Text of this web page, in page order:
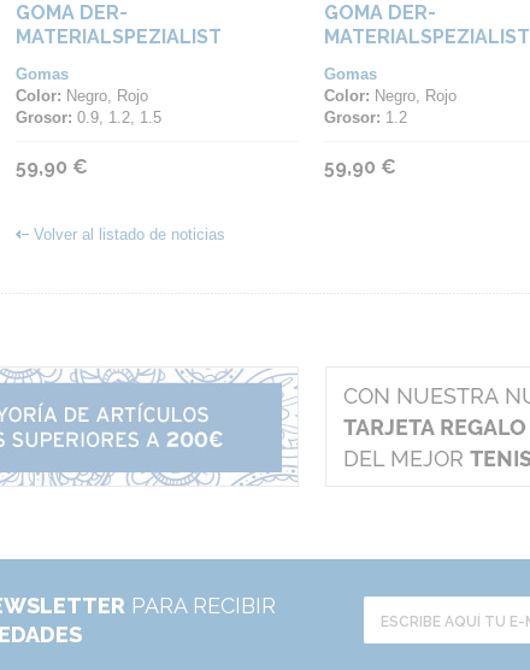
GOMA DER-
MATERIALSPEZIALIST
Gomas
Color: Negro, Rojo
Grosor: 0.9, 1.2, 1.5
59,90 €
GOMA DER-
MATERIALSPEZIALIST
Gomas
Color: Negro, Rojo
Grosor: 1.2
59,90 €
Volver al listado de noticias
PARA RECIBIR